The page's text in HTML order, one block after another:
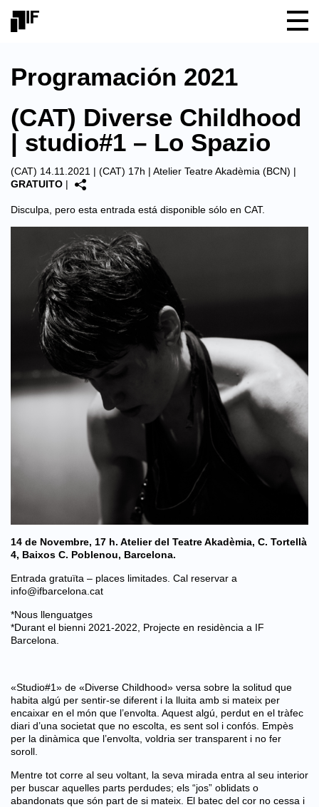
Programación 2021
(CAT) Diverse Childhood
| studio#1 – Lo Spazio
(CAT) 14.11.2021 | (CAT) 17h | Atelier Teatre Akadèmia (BCN) |
GRATUITO |
Disculpa, pero esta entrada está disponible sólo en CAT.
14 de Novembre, 17 h. Atelier del Teatre Akadèmia, C. Tortellà
4, Baixos C. Poblenou, Barcelona.
Entrada gratuïta – places limitades. Cal reservar a
info@ifbarcelona.cat
*Nous llenguatges
*Durant el bienni 2021-2022, Projecte en residència a IF
Barcelona.
«Studio#1» de «Diverse Childhood» versa sobre la solitud que
habita algú per sentir-se diferent i la lluita amb si mateix per
encaixar en el món que l’envolta. Aquest algú, perdut en el tràfec
diari d’una societat que no escolta, es sent sol i confós. Empès
per la dinàmica que l’envolta, voldria ser transparent i no fer
soroll.
Mentre tot corre al seu voltant, la seva mirada entra al seu interior
per buscar aquelles parts perdudes; els “jos” oblidats o
abandonats que són part de si mateix. El batec del cor no cessa i